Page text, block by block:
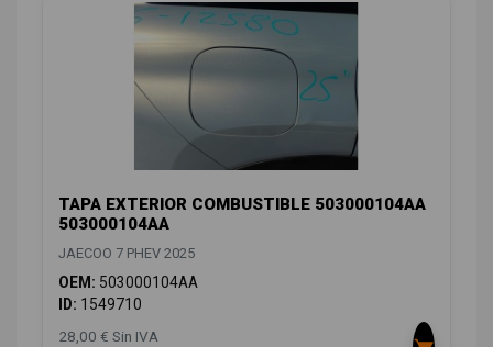
TAPA EXTERIOR COMBUSTIBLE 503000104AA
503000104AA
JAECOO 7 PHEV 2025
OEM: 503000104AA
ID: 1549710
28,00 € Sin IVA